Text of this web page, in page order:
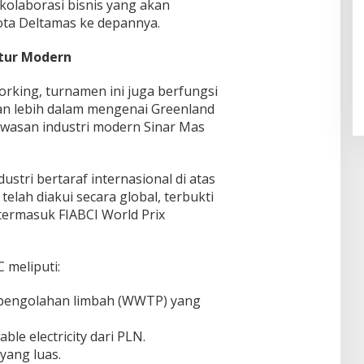
bisnis yang akan
Deltamas ke depannya.
Modern
turnamen ini juga berfungsi
lebih dalam mengenai Greenland
industri modern Sinar Mas
bertaraf internasional di atas
diakui secara global, terbukti
FIABCI World Prix
meliputi:
limbah (WWTP) yang
electricity dari PLN.
luas.
09:13 WIB